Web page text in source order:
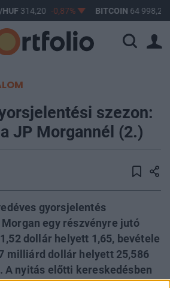
314,20 -0,87% BITCOIN 64 998,23
szezon:
JP Morgannél (2.)
gyorsjelentés
egy részvényre jutó
dollár helyett 1,65, bevétele
milliárd dollár helyett 25,586
nyitás előtti kereskedésben